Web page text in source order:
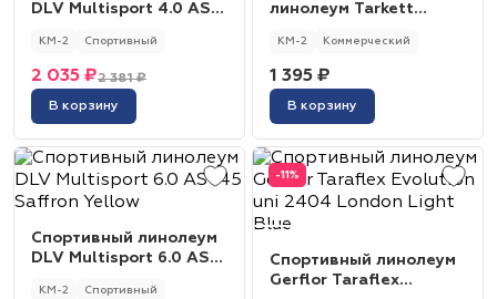
DLV Multisport 4.0 AS
КМ-2 Спортивный
2 381 ₽
2 035 ₽
В корзину
линолеум Tarkett
КМ-2 Коммерческий
1 395 ₽
В корзину
Спортивный линолеум
DLV Multisport 6.0 AS
КМ-2 Спортивный
-11%
Спортивный линолеум
Gerflor Taraflex